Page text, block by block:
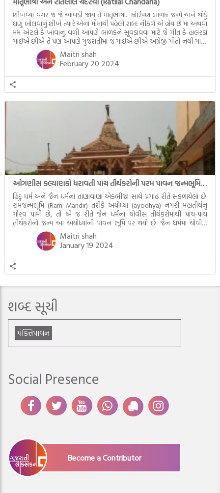
શીખવ્યા વગર જ જે આવડી જાય તે માતૃભાષા. કોઈપણ બાળક જન્મે અને થોડું
ઘણું બોલવાનું શીખે ત્યારે એના મોંમાથી પહેલો શબ્દ નીકળે એ હોય છે મા અથવા
મમ એટલે કે ખાવાનું. વળી આપણે બાળકને સૂવડાવવા માટે જે ગીત કે હાલરડાં
ગાઈએ છીએ તે પણ આપણે ગુજરાતીમાં જ ગાઈએ છીએ અંગ્રેજી ગીતો નથી ગાતા.
આમ બાળકને […]
Maitri shah
February 20 2024
ઓગણીસ કલ્યાણકો ધરાવતી પાંચ તીર્થંકરોની પરમ પાવન જન્મભૂમિ – અયોધ્યા (Ayodhya)
હિંદુ ધર્મ અને જૈન ધર્મનાં તાણાવાણા એકબીજા સાથે પ્રગાઢ રીતે સંકળાયેલા છે.
રામજન્મભૂમિ (Ram Mandir) તરીકે અયોધ્યા (ayodhya) નગરી મહાતીર્થનું
ગૌરવ પામી છે, તો એ જ રીતે જૈન ધર્મના ચોવીસ તીર્થંકરોમાંથી પાંચ-પાંચ
તીર્થંકરોનો જન્મ આ અયોધ્યાની પાવન ભૂમિ પર થયો છે. જૈન ધર્મમાં ચોવીસ
તીર્થંકરોમાંથી પાંચ-પાંચ તીર્થંકરોનાં કલ્યાણકો અહીં આવ્યાં છે. દરેક તીર્થંકરના
જીવનની ચ્યવન(માતાના […]
Maitri shah
January 19 2024
શબ્દ સૂચી
પંક્તિપાવન
Social Presence
Become a Contributor